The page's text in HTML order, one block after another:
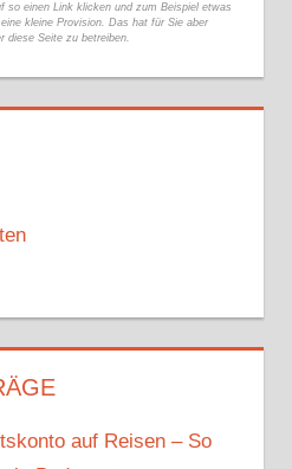
so einen Link klicken und zum Beispiel etwas
kleine Provision. Das hat für Sie aber
diese Seite zu betreiben.
auf Reisen – So